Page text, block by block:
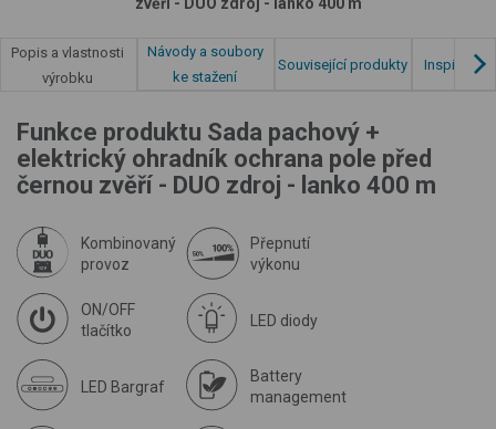
Popis a vlastnosti
výrobku
Návody a soubory
ke stažení
Související produkty Inspirace
Funkce produktu Sada pachový +
elektrický ohradník ochrana pole před
černou zvěří - DUO zdroj - lanko 400 m
Kombinovaný
provoz
Přepnutí
výkonu
ON/OFF
tlačítko
LED diody
LED Bargraf
Battery
management